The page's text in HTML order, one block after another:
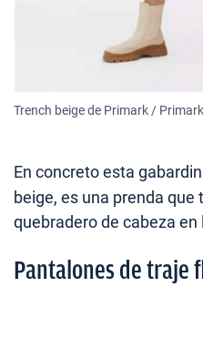
Trench beige de Primark / Primark
En concreto esta
beige, es una prenda que
quebradero de cabeza
Pantalones de traje